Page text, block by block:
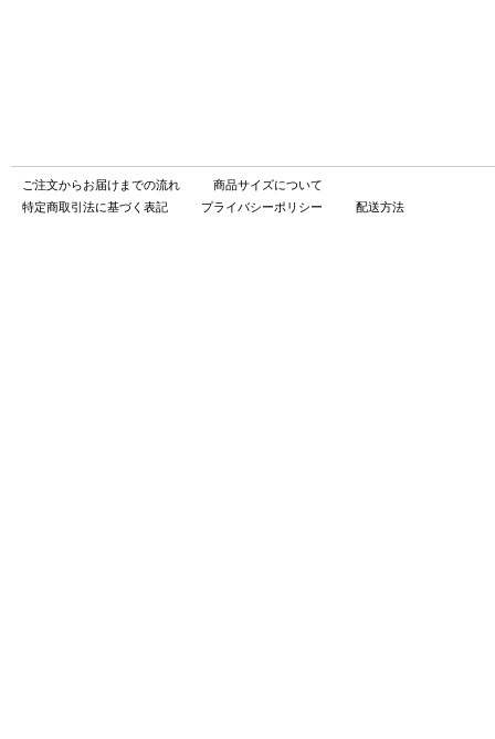
ご注文からお届けまでの流れ
商品サイズについて
特定商取引法に基づく表記
プライバシーポリシー 配送方法